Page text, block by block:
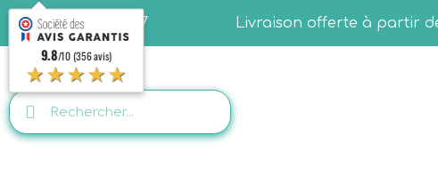
06.28.07.50.77 Livraison offerte à partir
9.8/10 (356 avis)
★★★★★